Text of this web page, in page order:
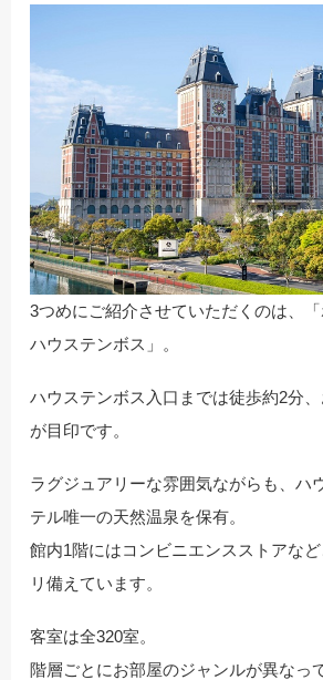
3つめにご紹介させていただくのは、
ハウステンボス」。
ハウステンボス入口までは徒歩約2分
が目印です。
ラグジュアリーな雰囲気ながらも、ハ
テル唯一の天然温泉を保有。
館内1階にはコンビニエンスストアな
リ備えています。
客室は全320室。
階層ごとにお部屋のジャンルが異なっ